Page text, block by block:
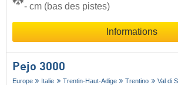
- cm (bas des pistes)
Informations
Pejo 3000
Europe Italie Trentin-Haut-Adige Trentino Val di